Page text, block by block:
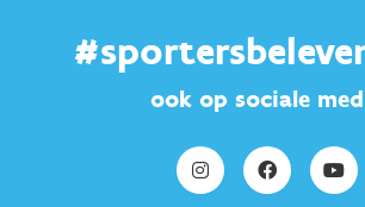
ook op sociale